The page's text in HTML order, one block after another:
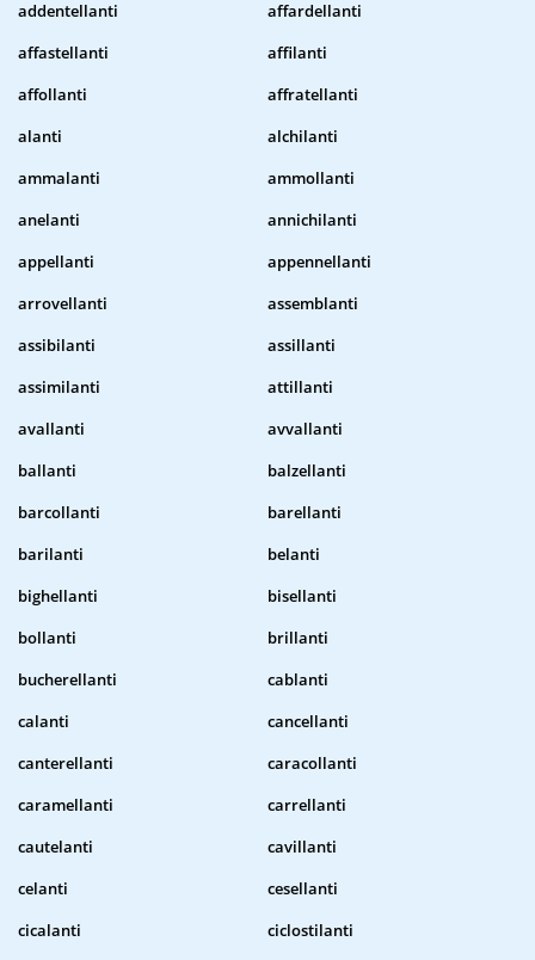
addentellanti
affardellanti
affastellanti
affilanti
affollanti
affratellanti
alanti
alchilanti
ammalanti
ammollanti
anelanti
annichilanti
appellanti
appennellanti
arrovellanti
assemblanti
assibilanti
assillanti
assimilanti
attillanti
avallanti
avvallanti
ballanti
balzellanti
barcollanti
barellanti
barilanti
belanti
bighellanti
bisellanti
bollanti
brillanti
bucherellanti
cablanti
calanti
cancellanti
canterellanti
caracollanti
caramellanti
carrellanti
cautelanti
cavillanti
celanti
cesellanti
cicalanti
ciclostilanti